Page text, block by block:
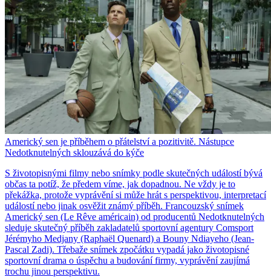
Americký sen je příběhem o přátelství a pozitivitě. Nástupce
Nedotknutelných sklouzává do kýče
S životopisnými filmy nebo snímky podle skutečných událostí bývá
občas ta potíž, že předem víme, jak dopadnou. Ne vždy je to
překážka, protože vyprávění si může hrát s perspektivou, interpretací
událostí nebo jinak osvěžit známý příběh. Francouzský snímek
Americký sen (Le Rêve américain) od producentů Nedotknutelných
sleduje skutečný příběh zakladatelů sportovní agentury Comsport
Jérémyho Medjany (Raphaël Quenard) a Bouny Ndiayeho (Jean-
Pascal Zadi). Třebaže snímek zpočátku vypadá jako životopisné
sportovní drama o úspěchu a budování firmy, vyprávění zaujímá
trochu jinou perspektivu.